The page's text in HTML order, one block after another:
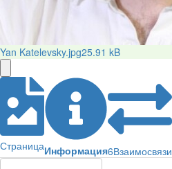
Yan Katelevsky.jpg25.91 kB
СтраницаИнформация6Взаимосвязи